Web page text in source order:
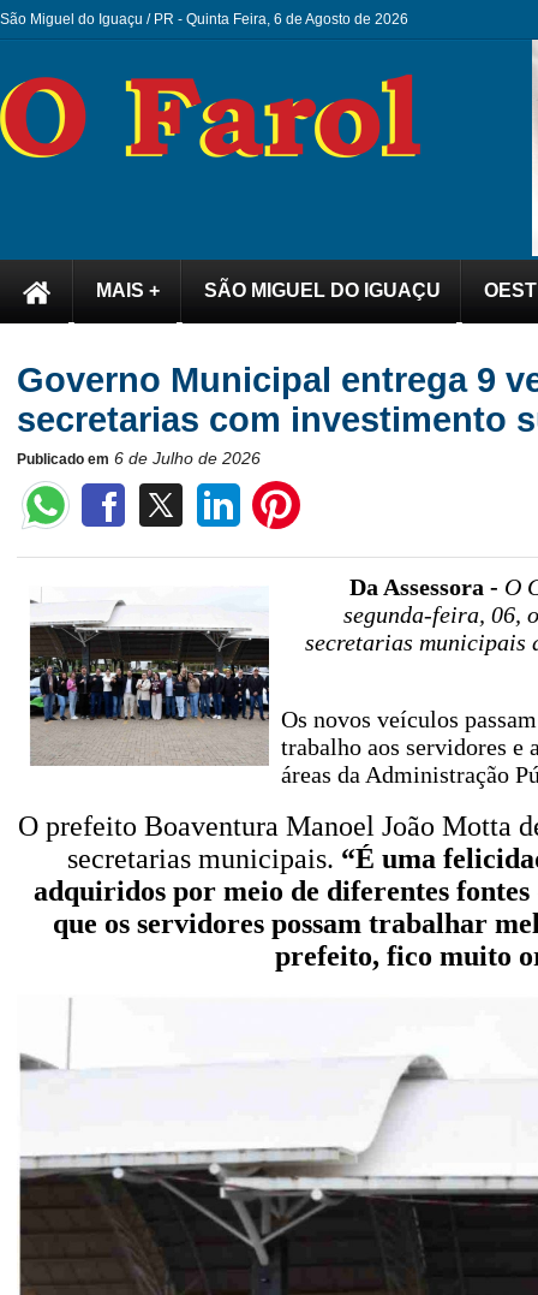
São Miguel do Iguaçu / PR - Quinta Feira, 6 de Agosto de 2026
MAIS + SÃO MIGUEL DO IGUAÇU
Governo Municipal entrega 9
secretarias com investimento
Publicado em 6 de Julho de 2026
Da Assessora - O
segunda-feira, 06,
secretarias municipais
Os novos veículos
trabalho aos servidores e
áreas da Administração
O prefeito Boaventura Manoel João Motta
secretarias municipais. “É uma
adquiridos por meio de diferentes
que os servidores possam trabalhar
prefeito, fico muito